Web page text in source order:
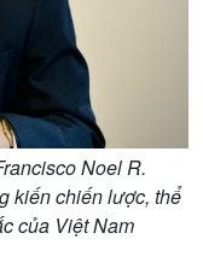
Noel R.
kiến chiến lược, thể
của Việt Nam